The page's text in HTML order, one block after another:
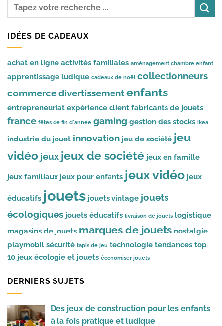
IDÉES DE CADEAUX
achat en ligne activités familiales aménagement chambre enfant
apprentissage ludique cadeaux de noël collectionneurs
commercedivertissementenfants
entrepreneuriat expérience client fabricants de jouets
france fêtes de fin d'année gaming gestion des stocks ikea
industrie du jouet innovation jeu de société jeu
vidéo jeux jeux de société jeux en famille
jeux familiaux jeux pour enfants jeux vidéo jeux
éducatifs jouets jouets vintage jouets
écologiques jouets éducatifs livraison de jouets logistique
magasins de jouets marques de jouets nostalgie
playmobil sécurité tapis de jeu technologie tendances top
10 jeux écologie et jouets économiser jouets
DERNIERS SUJETS
Des jeux de construction pour les enfants
à la fois pratique et ludique